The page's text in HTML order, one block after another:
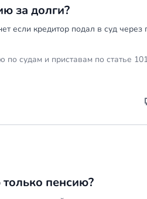
за долги?
если кредитор подал в суд через
судам и приставам по статье
пенсию?